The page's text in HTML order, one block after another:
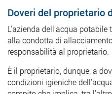
Doveri del proprietario
L'azienda dell’acqua
alla condotta di
responsabilità al proprietario.
È il proprietario, dunque, a
condizioni igieniche